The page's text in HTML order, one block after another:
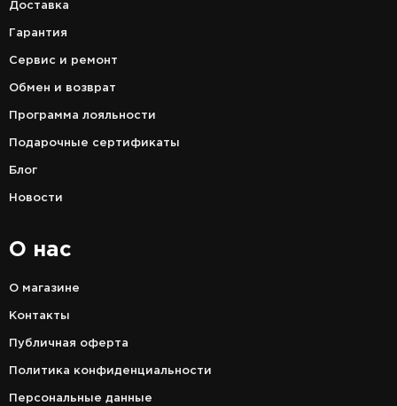
Доставка
Гарантия
Сервис и ремонт
Обмен и возврат
Программа лояльности
Подарочные сертификаты
Блог
Новости
О нас
О магазине
Контакты
Публичная оферта
Политика конфиденциальности
Персональные данные